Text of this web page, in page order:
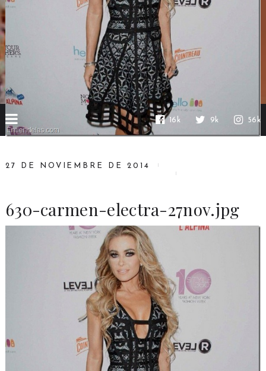
16k 9k 56k
27 DE NOVIEMBRE DE 2014
630-carmen-electra-27nov.jpg